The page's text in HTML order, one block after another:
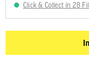
Click & Collect in 28